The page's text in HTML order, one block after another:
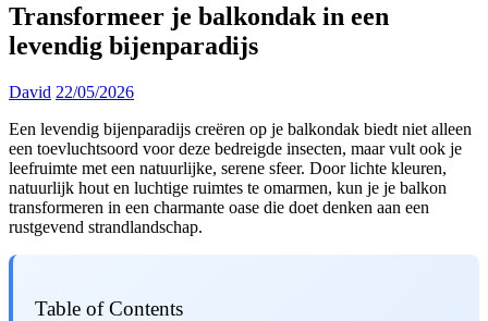
Transformeer je balkondak in een
levendig bijenparadijs
David 22/05/2026
Een levendig bijenparadijs creëren op je balkondak biedt niet alleen
een toevluchtsoord voor deze bedreigde insecten, maar vult ook je
leefruimte met een natuurlijke, serene sfeer. Door lichte kleuren,
natuurlijk hout en luchtige ruimtes te omarmen, kun je je balkon
transformeren in een charmante oase die doet denken aan een
rustgevend strandlandschap.
Table of Contents